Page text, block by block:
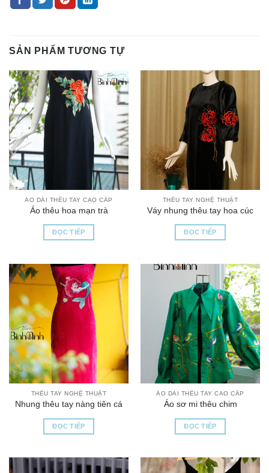
SẢN PHẨM TƯƠNG TỰ
ÁO DÀI THÊU TAY CAO CẤP
Áo thêu hoa mạn trà
ĐỌC TIẾP
THÊU TAY NGHỆ THUẬT
Váy nhung thêu tay hoa cúc
ĐỌC TIẾP
THÊU TAY NGHỆ THUẬT
Nhung thêu tay nàng tiên cá
ĐỌC TIẾP
ÁO DÀI THÊU TAY CAO CẤP
Áo sơ mi thêu chim
ĐỌC TIẾP